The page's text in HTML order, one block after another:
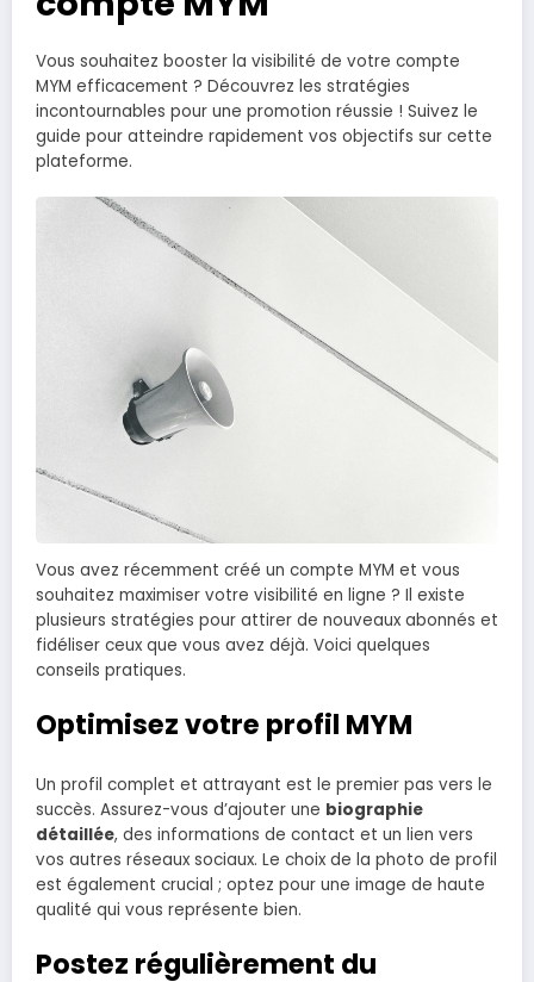
Vous souhaitez booster la visibilité de votre compte
MYM efficacement ? Découvrez les stratégies
incontournables pour une promotion réussie ! Suivez le
guide pour atteindre rapidement vos objectifs sur cette
plateforme.
Vous avez récemment créé un compte MYM et vous
souhaitez maximiser votre visibilité en ligne ? Il existe
plusieurs stratégies pour attirer de nouveaux abonnés et
fidéliser ceux que vous avez déjà. Voici quelques
conseils pratiques.
Optimisez votre profil MYM
Un profil complet et attrayant est le premier pas vers le
succès. Assurez-vous d’ajouter une biographie
détaillée, des informations de contact et un lien vers
vos autres réseaux sociaux. Le choix de la photo de profil
est également crucial ; optez pour une image de haute
qualité qui vous représente bien.
Postez régulièrement du